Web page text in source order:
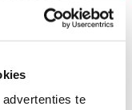
te
MEER INFO